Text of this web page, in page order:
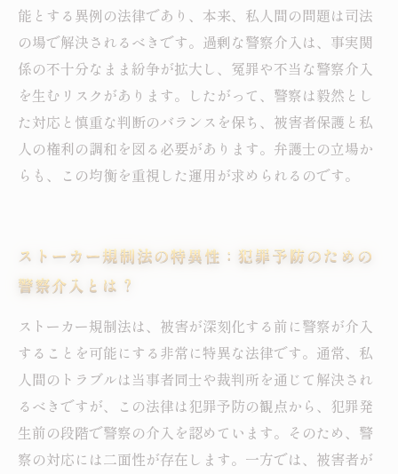
能とする異例の法律であり、本来、私人間の問題は司法
の場で解決されるべきです。過剰な警察介入は、事実関
係の不十分なまま紛争が拡大し、冤罪や不当な警察介入
を生むリスクがあります。したがって、警察は毅然とし
た対応と慎重な判断のバランスを保ち、被害者保護と私
人の権利の調和を図る必要があります。弁護士の立場か
らも、この均衡を重視した運用が求められるのです。
ストーカー規制法の特異性：犯罪予防のための
警察介入とは？
ストーカー規制法は、被害が深刻化する前に警察が介入
することを可能にする非常に特異な法律です。通常、私
人間のトラブルは当事者同士や裁判所を通じて解決され
るべきですが、この法律は犯罪予防の観点から、犯罪発
生前の段階で警察の介入を認めています。そのため、警
察の対応には二面性が存在します。一方では、被害者が